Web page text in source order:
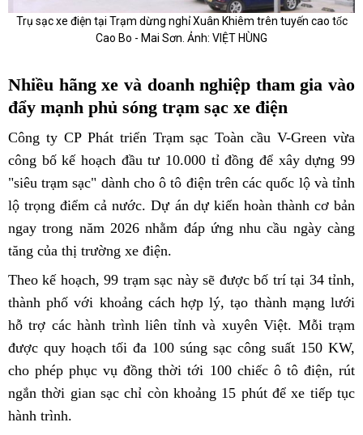
Trụ sạc xe điện tại Trạm dừng nghỉ Xuân Khiêm trên tuyến cao tốc
Cao Bo - Mai Sơn. Ảnh: VIỆT HÙNG
Nhiều hãng xe và doanh nghiệp tham gia vào
đẩy mạnh phủ sóng trạm sạc xe điện
Công ty CP Phát triển Trạm sạc Toàn cầu V-Green vừa
công bố kế hoạch đầu tư 10.000 tỉ đồng để xây dựng 99
"siêu trạm sạc" dành cho ô tô điện trên các quốc lộ và tỉnh
lộ trọng điểm cả nước. Dự án dự kiến hoàn thành cơ bản
ngay trong năm 2026 nhằm đáp ứng nhu cầu ngày càng
tăng của thị trường xe điện.
Theo kế hoạch, 99 trạm sạc này sẽ được bố trí tại 34 tỉnh,
thành phố với khoảng cách hợp lý, tạo thành mạng lưới
hỗ trợ các hành trình liên tỉnh và xuyên Việt. Mỗi trạm
được quy hoạch tối đa 100 súng sạc công suất 150 KW,
cho phép phục vụ đồng thời tới 100 chiếc ô tô điện, rút
ngắn thời gian sạc chỉ còn khoảng 15 phút để xe tiếp tục
hành trình.